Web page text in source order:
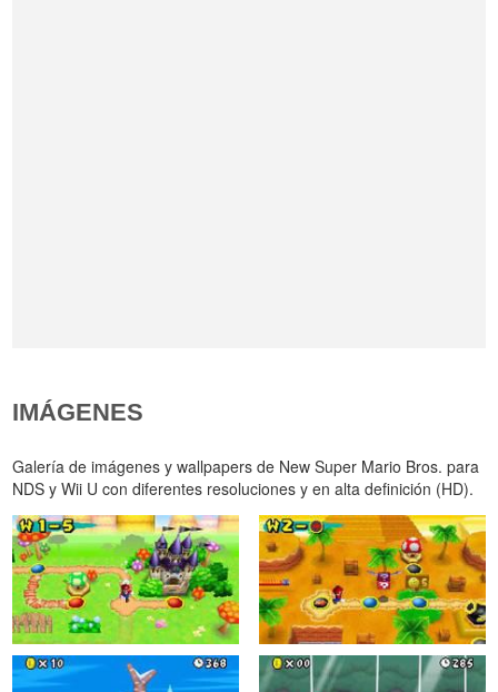
IMÁGENES
Galería de imágenes y wallpapers de New Super Mario Bros. para
NDS y Wii U con diferentes resoluciones y en alta definición (HD).